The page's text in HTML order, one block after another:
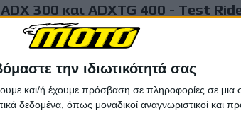
την ιδιωτικότητά σας
και/ή έχουμε πρόσβαση σε πληροφορίες σε
δεδομένα, όπως μοναδικοί αναγνωριστικοί και
300 και ADXTG 400 - Test
Αττική
αντιπροσωπεία της SYM, Γκοργκόλης Α.Ε.,
τη δυνατότητα test ride στο κοινό της Αττικ...